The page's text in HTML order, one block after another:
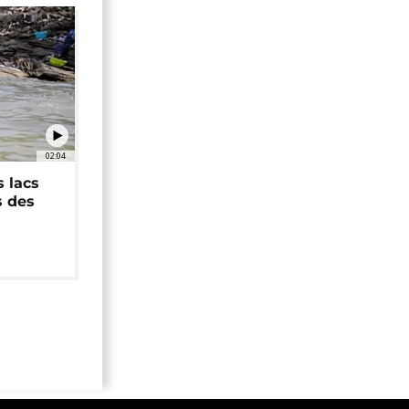
02:04
lacs
des